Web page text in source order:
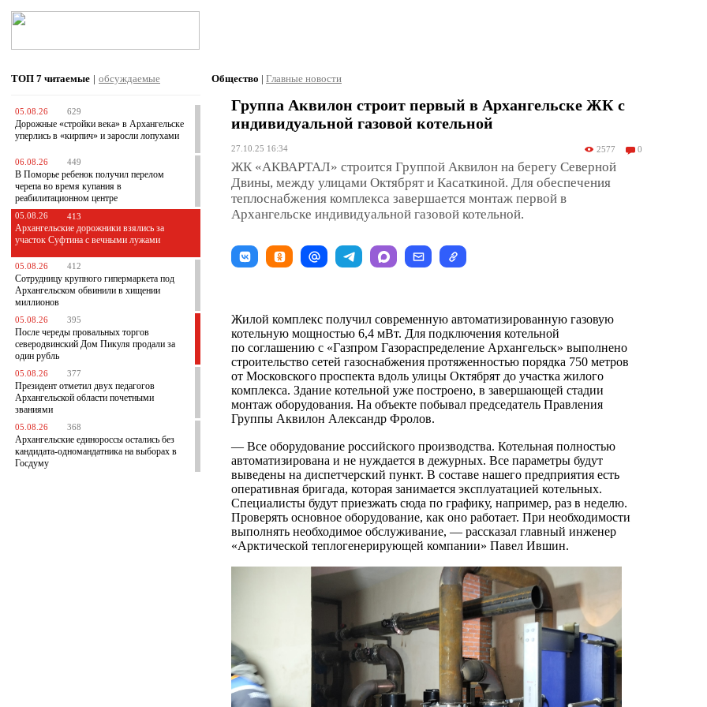
ТОП 7 читаемые | обсуждаемые
05.08.26 629
Дорожные «стройки века» в Архангельске
уперлись в «кирпич» и заросли лопухами
06.08.26 449
В Поморье ребенок получил перелом
черепа во время купания в
реабилитационном центре
05.08.26 413
Архангельские дорожники взялись за
участок Суфтина с вечными лужами
05.08.26 412
Сотрудницу крупного гипермаркета под
Архангельском обвинили в хищении
миллионов
05.08.26 395
После череды провальных торгов
северодвинский Дом Пикуля продали за
один рубль
05.08.26 377
Президент отметил двух педагогов
Архангельской области почетными
званиями
05.08.26 368
Архангельские единороссы остались без
кандидата-одномандатника на выборах в
Госдуму
Общество | Главные новости
Группа Аквилон строит первый в Архангельске ЖК с
индивидуальной газовой котельной
27.10.25 16:34 2577 0
ЖК «АКВАРТАЛ» строится Группой Аквилон на берегу Северной
Двины, между улицами Октябрят и Касаткиной. Для обеспечения
теплоснабжения комплекса завершается монтаж первой в
Архангельске индивидуальной газовой котельной.
Жилой комплекс получил современную автоматизированную газовую
котельную мощностью 6,4 мВт. Для подключения котельной
по соглашению с «Газпром Газораспределение Архангельск» выполнено
строительство сетей газоснабжения протяженностью порядка 750 метров
от Московского проспекта вдоль улицы Октябрят до участка жилого
комплекса. Здание котельной уже построено, в завершающей стадии
монтаж оборудования. На объекте побывал председатель Правления
Группы Аквилон Александр Фролов.
— Все оборудование российского производства. Котельная полностью
автоматизирована и не нуждается в дежурных. Все параметры будут
выведены на диспетчерский пункт. В составе нашего предприятия есть
оперативная бригада, которая занимается эксплуатацией котельных.
Специалисты будут приезжать сюда по графику, например, раз в неделю.
Проверять основное оборудование, как оно работает. При необходимости
выполнять необходимое обслуживание, — рассказал главный инженер
«Арктической теплогенерирующей компании» Павел Ившин.